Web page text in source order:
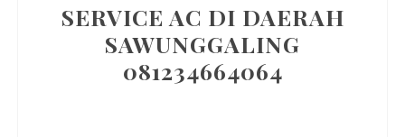
SERVICE AC DI DAERAH
SAWUNGGALING
081234664064